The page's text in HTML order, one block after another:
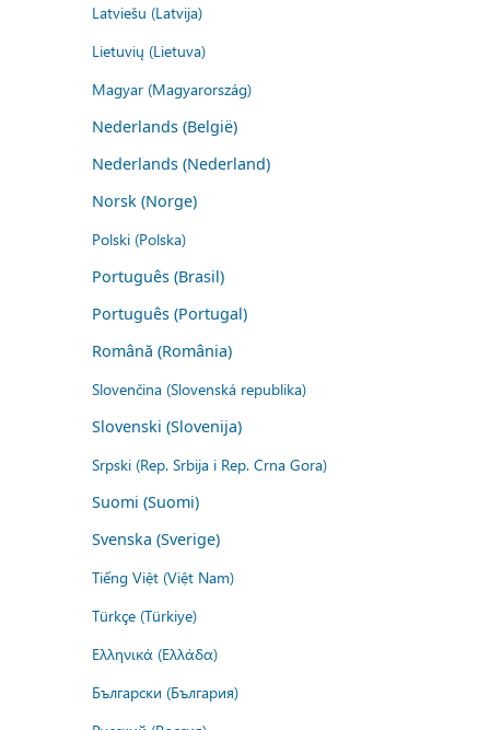
Latviešu (Latvija)
Lietuvių (Lietuva)
Magyar (Magyarország)
Nederlands (België)
Nederlands (Nederland)
Norsk (Norge)
Polski (Polska)
Português (Brasil)
Português (Portugal)
Română (România)
Slovenčina (Slovenská republika)
Slovenski (Slovenija)
Srpski (Rep. Srbija i Rep. Crna Gora)
Suomi (Suomi)
Svenska (Sverige)
Tiếng Việt (Việt Nam)
Türkçe (Türkiye)
Ελληνικά (Ελλάδα)
Български (България)